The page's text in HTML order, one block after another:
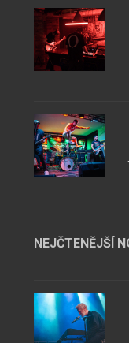
NEJČTENĚJŠÍ